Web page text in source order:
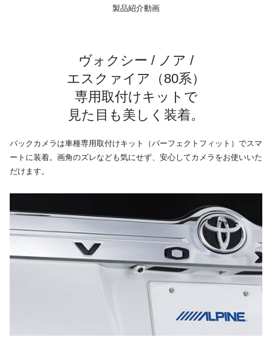
製品紹介動画
ヴォクシー / ノア /
エスクァイア（80系）
専用取付けキットで
見た目も美しく装着。
バックカメラは車種専用取付けキット（パーフェクトフィット）でスマ
ートに装着。画角のズレなども気にせず、安心してカメラをお使いいた
だけます。